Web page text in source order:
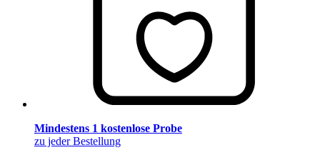
Mindestens 1 kostenlose Probe
zu jeder Bestellung